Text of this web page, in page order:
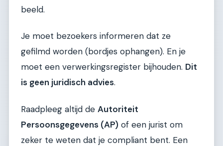
beeld.
Je moet bezoekers informeren dat ze
gefilmd worden (bordjes ophangen). En je
moet een verwerkingsregister bijhouden. Dit
is geen juridisch advies.
Raadpleeg altijd de Autoriteit
Persoonsgegevens (AP) of een jurist om
zeker te weten dat je compliant bent. Een